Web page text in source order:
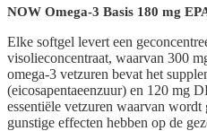
NOW Omega-3 Basis 180 mg
Elke softgel levert een
visolieconcentraat, waarvan 300
omega-3 vetzuren bevat het
(eicosapentaeenzuur) en 120 mg
essentiële vetzuren waarvan wordt
gunstige effecten hebben op de